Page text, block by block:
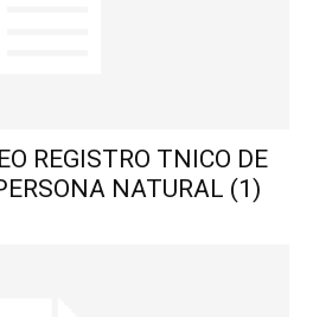
REGISTRO TNICO DE
NATURAL (1)